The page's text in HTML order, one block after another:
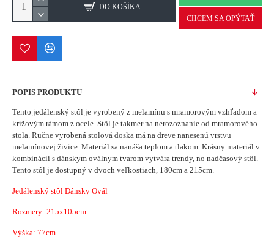
DO KOŠÍKA
CHCEM SA OPÝTAŤ
POPIS PRODUKTU
Tento jedálenský stôl je vyrobený z melamínu s mramorovým vzhľadom a
krížovým rámom z ocele. Stôl je takmer na nerozoznanie od mramorového
stola. Ručne vyrobená stolová doska má na dreve nanesenú vrstvu
melamínovej živice. Materiál sa nanáša teplom a tlakom. Krásny materiál v
kombinácii s dánskym oválnym tvarom vytvára trendy, no nadčasový stôl.
Tento stôl je dostupný v dvoch veľkostiach, 180cm a 215cm.
Jedálenský stôl Dánsky Ovál
Rozmery: 215x105cm
Výška: 77cm